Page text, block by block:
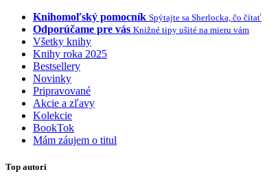
Knihomoľský pomocník Spýtajte sa Sherlocka, čo čítať
Odporúčame pre vás Knižné tipy ušité na mieru vám
Všetky knihy
Knihy roka 2025
Bestsellery
Novinky
Pripravované
Akcie a zľavy
Kolekcie
BookTok
Mám záujem o titul
Top autori